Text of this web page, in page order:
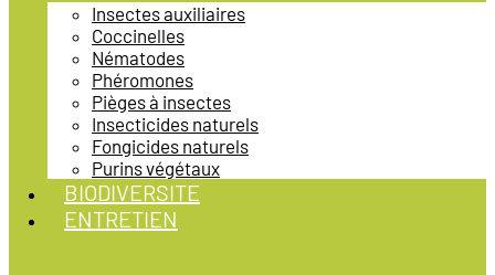
Insectes auxiliaires
Coccinelles
Nématodes
Phéromones
Pièges à insectes
Insecticides naturels
Fongicides naturels
Purins végétaux
BIODIVERSITE
ENTRETIEN